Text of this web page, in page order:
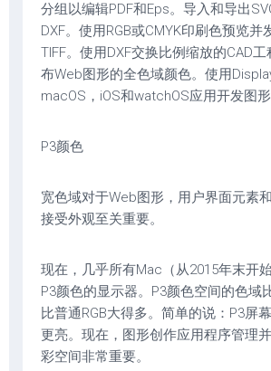
分组以编辑PDF和Eps。导入和导出
DXF。使用RGB或CMYK印刷色预览并
TIFF。使用DXF交换比例缩放的CAD
布Web图形的全色域颜色。使用
macOS，iOS和watchOS应用开发图形
P3颜色
宽色域对于Web图形，用户界面元素
接受外观至关重要。
现在，几乎所有Mac（从2015年末开
P3颜色的显示器。P3颜色空间的色域
比普通RGB大得多。简单的说：P3屏
更亮。现在，图形创作应用程序管理
彩空间非常重要。